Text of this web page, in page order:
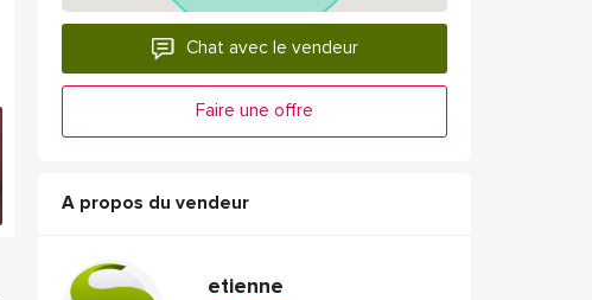
Chat avec le vendeur
Faire une offre
A propos du vendeur
etienne